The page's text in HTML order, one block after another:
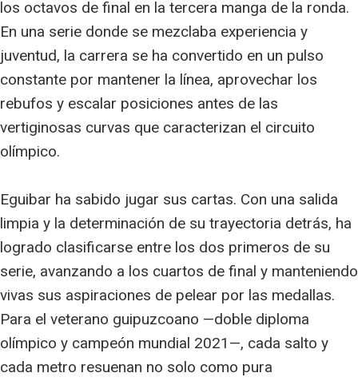
los octavos de final en la tercera manga de la ronda.
En una serie donde se mezclaba experiencia y
juventud, la carrera se ha convertido en un pulso
constante por mantener la línea, aprovechar los
rebufos y escalar posiciones antes de las
vertiginosas curvas que caracterizan el circuito
olímpico.
Eguibar ha sabido jugar sus cartas. Con una salida
limpia y la determinación de su trayectoria detrás, ha
logrado clasificarse entre los dos primeros de su
serie, avanzando a los cuartos de final y manteniendo
vivas sus aspiraciones de pelear por las medallas.
Para el veterano guipuzcoano —doble diploma
olímpico y campeón mundial 2021—, cada salto y
cada metro resuenan no solo como pura